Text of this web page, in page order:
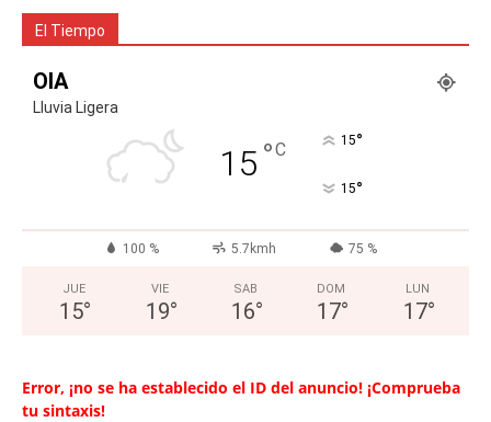
El Tiempo
OIA
Lluvia Ligera
15 °C 15°
15°
100 % 5.7kmh 75 %
JUE
15°
VIE
19°
SAB
16°
DOM
17°
LUN
17°
Error, ¡no se ha establecido el ID del anuncio! ¡Comprueba
tu sintaxis!